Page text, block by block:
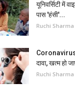
यूनिवर्सिटी में
पास 'हंसी'...
Ruchi Sharma
दावा, खत्म हो
Ruchi Sharma